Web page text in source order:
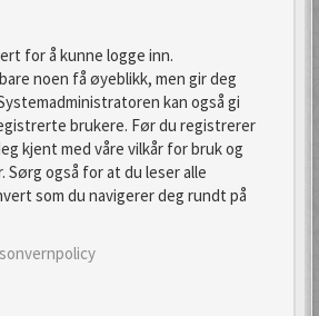
for å kunne logge inn.
noen få øyeblikk, men gir deg
kan også gi
brukere. Før du registrerer
kjent med våre vilkår for bruk og
Sørg også for at du leser alle
som du navigerer deg rundt på